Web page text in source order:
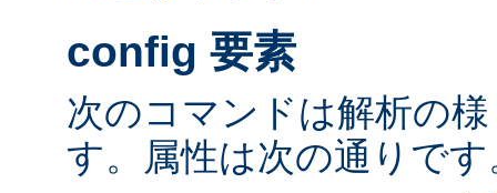
config 要素
次のコマンドは解析の
す。属性は次の通りです